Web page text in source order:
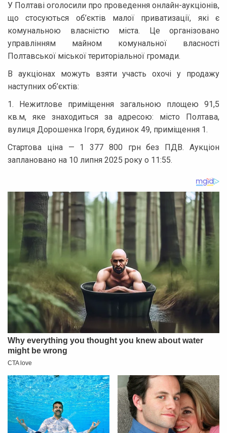
У Полтаві оголосили про проведення онлайн-аукціонів,
що стосуються об’єктів малої приватизації, які є
комунальною власністю міста. Це організовано
управлінням майном комунальної власності
Полтавської міської територіальної громади.
В аукціонах можуть взяти участь охочі у продажу
наступних об’єктів:
1. Нежитлове приміщення загальною площею 91,5
кв.м, яке знаходиться за адресою: місто Полтава,
вулиця Дорошенка Ігоря, будинок 49, приміщення 1.
Стартова ціна — 1 377 800 грн без ПДВ. Аукціон
заплановано на 10 липня 2025 року о 11:55.